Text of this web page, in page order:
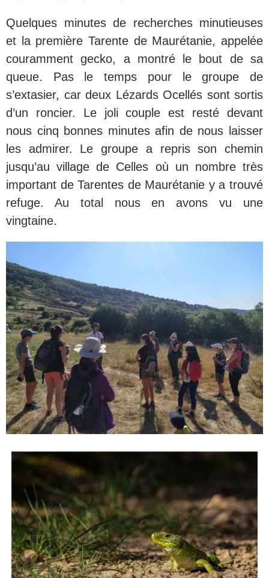
Quelques minutes de recherches minutieuses
et la première Tarente de Maurétanie, appelée
couramment gecko, a montré le bout de sa
queue. Pas le temps pour le groupe de
s’extasier, car deux Lézards Ocellés sont sortis
d’un roncier. Le joli couple est resté devant
nous cinq bonnes minutes afin de nous laisser
les admirer. Le groupe a repris son chemin
jusqu’au village de Celles où un nombre très
important de Tarentes de Maurétanie y a trouvé
refuge. Au total nous en avons vu une
vingtaine.